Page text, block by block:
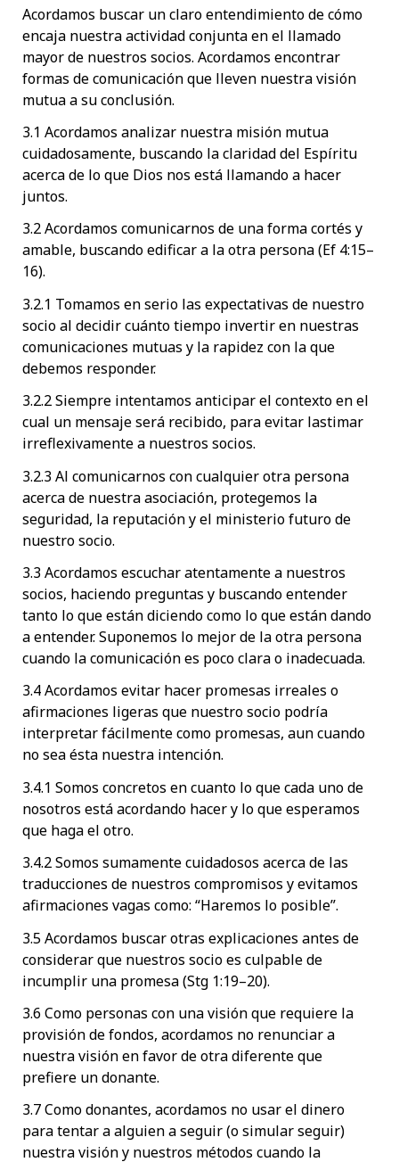
Acordamos buscar un claro entendimiento de cómo
encaja nuestra actividad conjunta en el llamado
mayor de nuestros socios. Acordamos encontrar
formas de comunicación que lleven nuestra visión
mutua a su conclusión.
3.1 Acordamos analizar nuestra misión mutua
cuidadosamente, buscando la claridad del Espíritu
acerca de lo que Dios nos está llamando a hacer
juntos.
3.2 Acordamos comunicarnos de una forma cortés y
amable, buscando edificar a la otra persona (Ef 4:15–
16).
3.2.1 Tomamos en serio las expectativas de nuestro
socio al decidir cuánto tiempo invertir en nuestras
comunicaciones mutuas y la rapidez con la que
debemos responder.
3.2.2 Siempre intentamos anticipar el contexto en el
cual un mensaje será recibido, para evitar lastimar
irreflexivamente a nuestros socios.
3.2.3 Al comunicarnos con cualquier otra persona
acerca de nuestra asociación, protegemos la
seguridad, la reputación y el ministerio futuro de
nuestro socio.
3.3 Acordamos escuchar atentamente a nuestros
socios, haciendo preguntas y buscando entender
tanto lo que están diciendo como lo que están dando
a entender. Suponemos lo mejor de la otra persona
cuando la comunicación es poco clara o inadecuada.
3.4 Acordamos evitar hacer promesas irreales o
afirmaciones ligeras que nuestro socio podría
interpretar fácilmente como promesas, aun cuando
no sea ésta nuestra intención.
3.4.1 Somos concretos en cuanto lo que cada uno de
nosotros está acordando hacer y lo que esperamos
que haga el otro.
3.4.2 Somos sumamente cuidadosos acerca de las
traducciones de nuestros compromisos y evitamos
afirmaciones vagas como: “Haremos lo posible”.
3.5 Acordamos buscar otras explicaciones antes de
considerar que nuestros socio es culpable de
incumplir una promesa (Stg 1:19–20).
3.6 Como personas con una visión que requiere la
provisión de fondos, acordamos no renunciar a
nuestra visión en favor de otra diferente que
prefiere un donante.
3.7 Como donantes, acordamos no usar el dinero
para tentar a alguien a seguir (o simular seguir)
nuestra visión y nuestros métodos cuando la